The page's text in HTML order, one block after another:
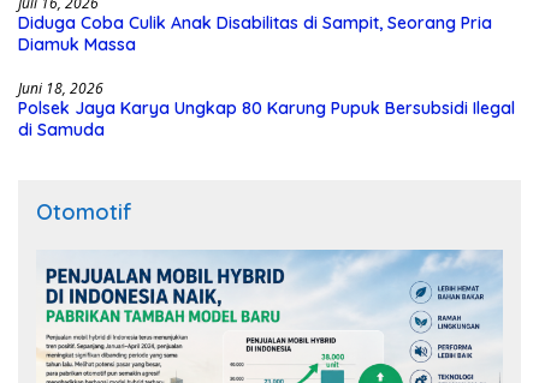
Diduga Coba Culik Anak Disabilitas di Sampit, Seorang Pria
Diamuk Massa
Juni 18, 2026
Polsek Jaya Karya Ungkap 80 Karung Pupuk Bersubsidi Ilegal
di Samuda
Otomotif